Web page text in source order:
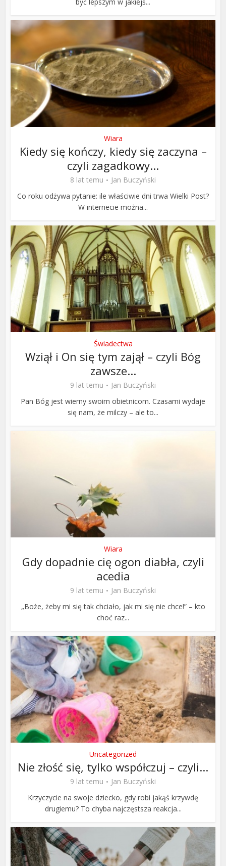
Wiara
Kiedy się kończy, kiedy się zaczyna –
czyli zagadkowy...
8 lat temu
Jan Buczyński
Co roku odżywa pytanie: ile właściwie dni trwa Wielki Post?
W internecie można...
Świadectwa
Wziął i On się tym zajął – czyli Bóg
zawsze...
9 lat temu
Jan Buczyński
Pan Bóg jest wierny swoim obietnicom. Czasami wydaje
się nam, że milczy – ale to...
Wiara
Gdy dopadnie cię ogon diabła, czyli
acedia
9 lat temu
Jan Buczyński
„Boże, żeby mi się tak chciało, jak mi się nie chce!” – kto
choć raz...
Uncategorized
Nie złość się, tylko współczuj – czyli...
9 lat temu
Jan Buczyński
Krzyczycie na swoje dziecko, gdy robi jakąś krzywdę
drugiemu? To chyba najczęstsza reakcja...